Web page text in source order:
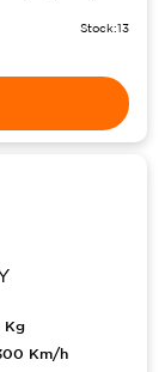
Stock:13
Kg
Km/h